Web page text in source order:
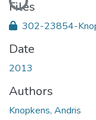
Files
302-23854-
Date
2013
Authors
Knopkens, Andris